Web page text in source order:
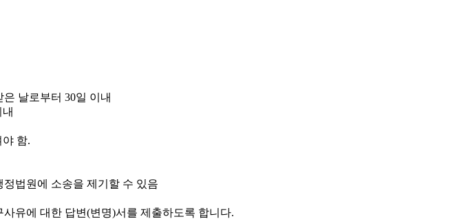
날로부터 30일 이내
함.
법원에 소송을 제기할 수 있음
유에 대한 답변(변명)서를 제출하도록 합니다.